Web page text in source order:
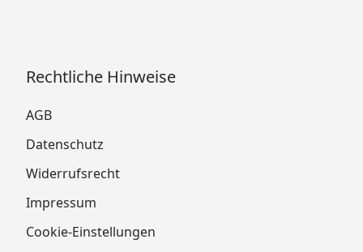
Rechtliche Hinweise
AGB
Datenschutz
Widerrufsrecht
Impressum
Cookie-Einstellungen